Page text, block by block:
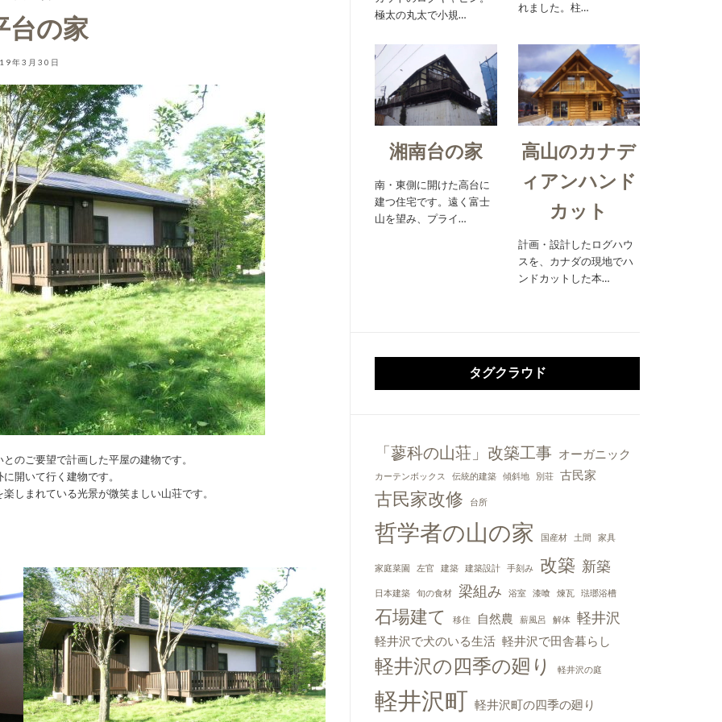
台の家
年3月30日
のご要望で計画した平屋の建物です。
開いて行く建物です。
しまれている光景が微笑ましい山荘です。
極太の丸太で小規…
れました。柱…
湘南台の家
南・東側に開けた高台に
建つ住宅です。遠く富士
山を望み、プライ…
高山のカナデ
ィアンハンド
カット
計画・設計したログハウ
スを、カナダの現地でハ
ンドカットした本…
タグクラウド
「蓼科の山荘」改築工事 オーガニック
カーテンボックス 伝統的建築 傾斜地 別荘 古民家
古民家改修 台所
哲学者の山の家 国産材 土間 家具
家庭菜園 左官 建築 建築設計 手刻み 改築 新築
日本建築 旬の食材 梁組み 浴室 漆喰 煉瓦 琺瑯浴槽
石場建て 移住 自然農 薪風呂 解体 軽井沢
軽井沢で犬のいる生活 軽井沢で田舎暮らし
軽井沢の四季の廻り 軽井沢の庭
軽井沢町 軽井沢町の四季の廻り